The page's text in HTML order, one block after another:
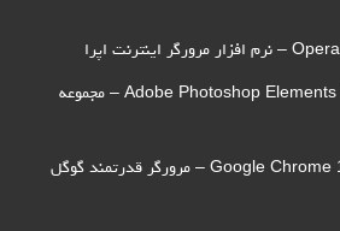
دانلود Adobe Photoshop Elements 2026 v26.2.0.2 – مجموعه
دانلود Google Chrome 145.0.7632.117 – مرورگر قدرتمند گوگل